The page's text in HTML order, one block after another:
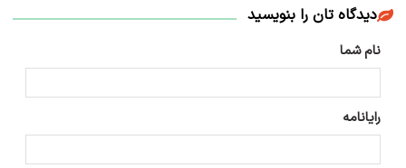
دیدگاه تان را بنویسید
نام شما
رایانامه